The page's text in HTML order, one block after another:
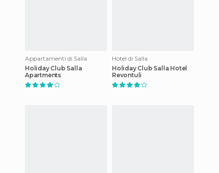
Appartamenti di Salla
Holiday Club Salla
Apartments
Hotel di Salla
Holiday Club Salla Hotel
Revontuli